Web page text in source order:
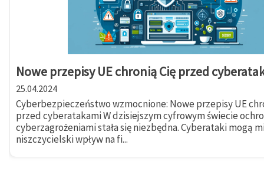
Nowe przepisy UE chronią Cię przed
25.04.2024
Cyberbezpieczeństwo wzmocnione: Nowe przepisy UE
przed cyberatakami W dzisiejszym cyfrowym świecie
cyberzagrożeniami stała się niezbędna. Cyberataki mogą
niszczycielski wpływ na fi...